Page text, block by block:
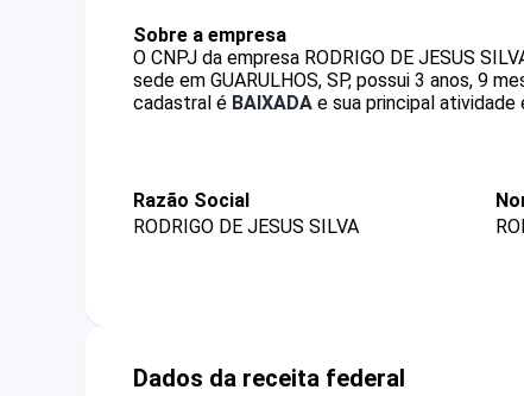
Sobre a empresa
O CNPJ da empresa RODRIGO DE JESUS
sede em GUARULHOS, SP, possui 3 anos, 9
cadastral é BAIXADA e sua principal
Razão Social
RODRIGO DE JESUS SILVA
Dados da receita federal